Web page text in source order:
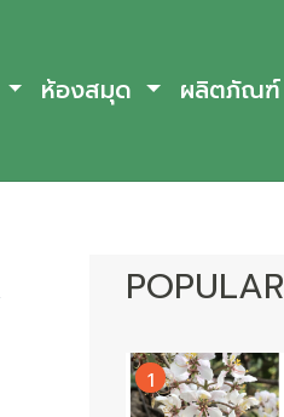
ห้องสมุด ผลิตภัณฑ์
POPULAR
1